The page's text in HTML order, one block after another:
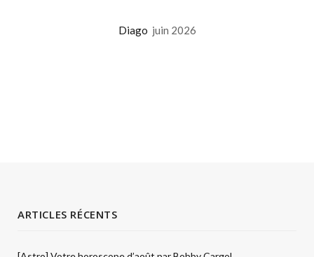
Diago juin 2026
ARTICLES RÉCENTS